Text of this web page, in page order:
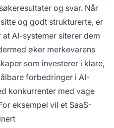
og svar. Når
og godt strukturerte, er
AI-systemer siterer dem
øker merkevarens
som investerer i klare,
forbedringer i AI-
konkurrenter med vage
eksempel vil et SaaS-